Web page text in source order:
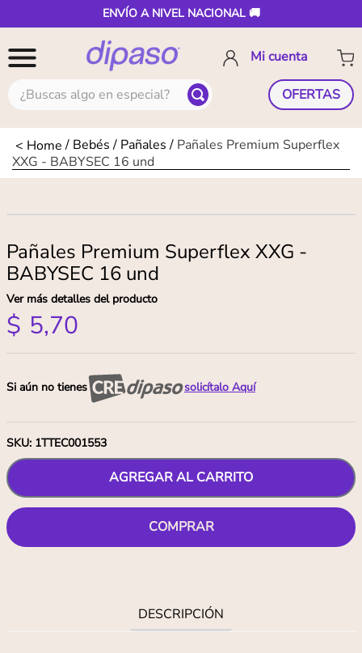
ENVÍO A NIVEL NACIONAL 🚚
¿Buscas algo en especial? OFERTAS
Bebés Pañales
Pañales Premium Superflex
XXG - BABYSEC 16 und
Pañales Premium Superflex XXG -
BABYSEC 16 und
Ver más detalles del producto
$ 5,70
Si aún no tienes solicítalo Aquí
SKU: 1TTEC001553
AGREGAR AL CARRITO
COMPRAR
DESCRIPCIÓN